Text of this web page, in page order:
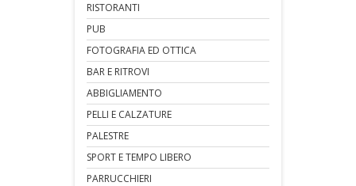
RISTORANTI
PUB
FOTOGRAFIA ED OTTICA
BAR E RITROVI
ABBIGLIAMENTO
PELLI E CALZATURE
PALESTRE
SPORT E TEMPO LIBERO
PARRUCCHIERI